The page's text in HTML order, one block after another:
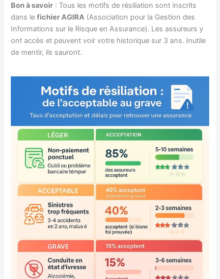
Bon à savoir : Tous les motifs de résiliation sont inscrits
dans lefichier AGIRA (Association pour la Gestion des
Informations sur le Risque en Assurance). Les assureurs y
ont accès et peuvent voir votre historique sur 3 ans. Inutile
de mentir, ils sauront.